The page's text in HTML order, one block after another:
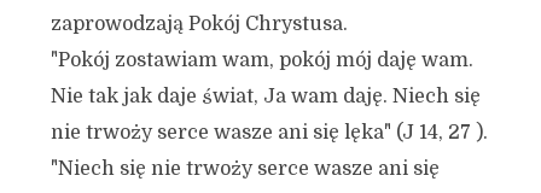
zaprowodzają Pokój Chrystusa.
"Pokój zostawiam wam, pokój mój daję wam.
Nie tak jak daje świat, Ja wam daję. Niech się
nie trwoży serce wasze ani się lęka" (J 14, 27 ).
"Niech się nie trwoży serce wasze ani się